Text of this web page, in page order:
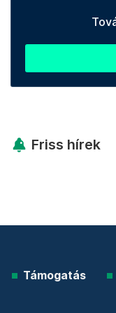
Friss hírek
Támogatás